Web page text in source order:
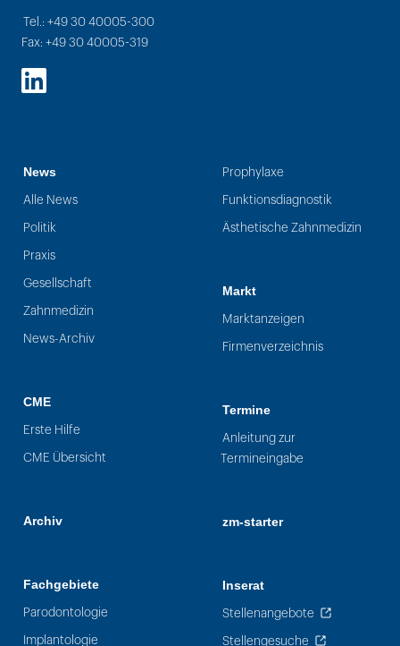
Tel.: +49 30 40005-300
Fax: +49 30 40005-319
LinkedIn
News
Alle News
Politik
Praxis
Gesellschaft
Zahnmedizin
News-Archiv
CME
Erste Hilfe
CME Übersicht
Archiv
Fachgebiete
Parodontologie
Implantologie
Prophylaxe
Funktionsdiagnostik
Ästhetische Zahnmedizin
Markt
Marktanzeigen
Firmenverzeichnis
Termine
Anleitung zur
Termineingabe
zm-starter
Inserat
Stellenangebote
Stellengesuche